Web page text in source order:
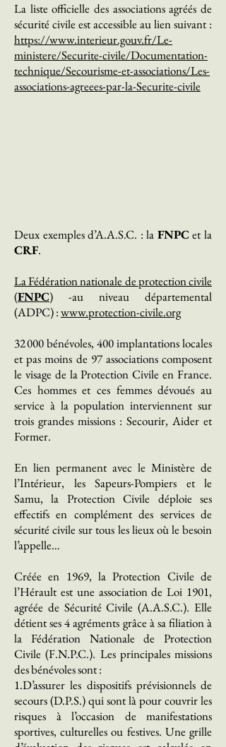
La liste officielle des associations agréés de
sécurité civile est accessible au lien suivant :
https://www.interieur.gouv.fr/Le-
ministere/Securite-civile/Documentation-
technique/Secourisme-et-associations/Les-
associations-agreees-par-la-Securite-civile
Deux exemples d’A.A.S.C. : la FNPCet la
CRF.
La Fédération nationale de protection civile
(FNPC) -au niveau départemental
(ADPC) :www.protection-civile.org
32 000 bénévoles, 400 implantations locales
et pas moins de 97 associations composent
le visage de la Protection Civile en France.
Ces hommes et ces femmes dévoués au
service à la population interviennent sur
trois grandes missions : Secourir, Aider et
Former.
En lien permanent avec le Ministère de
l’Intérieur, les Sapeurs-Pompiers et le
Samu, la Protection Civile déploie ses
effectifs en complément des services de
sécurité civile sur tous les lieux où le besoin
l’appelle…
Créée en 1969, la Protection Civile de
l’Hérault est une association de Loi 1901,
agréée de Sécurité Civile (A.A.S.C.). Elle
détient ses 4 agréments grâce à sa filiation à
la Fédération Nationale de Protection
Civile (F.N.P.C.). Les principales missions
des bénévoles sont :
1.D’assurer les dispositifs prévisionnels de
secours (D.P.S.) qui sont là pour couvrir les
risques à l’occasion de manifestations
sportives, culturelles ou festives. Une grille